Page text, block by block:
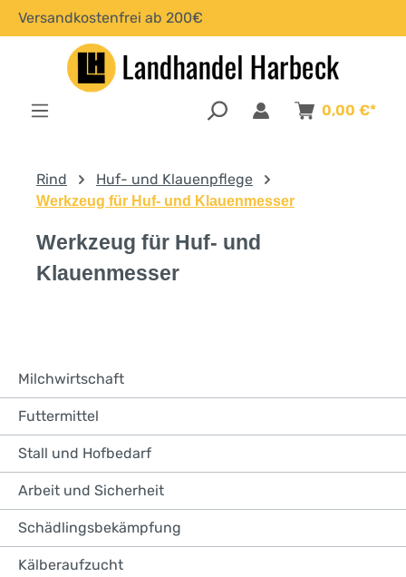
springen
Versandkostenfrei ab 200€
0,00 €*
Rind Huf- und Klauenpflege
Werkzeug für Huf- und Klauenmesser
Werkzeug für Huf- und
Klauenmesser
Milchwirtschaft
Futtermittel
Stall und Hofbedarf
Arbeit und Sicherheit
Schädlingsbekämpfung
Kälberaufzucht